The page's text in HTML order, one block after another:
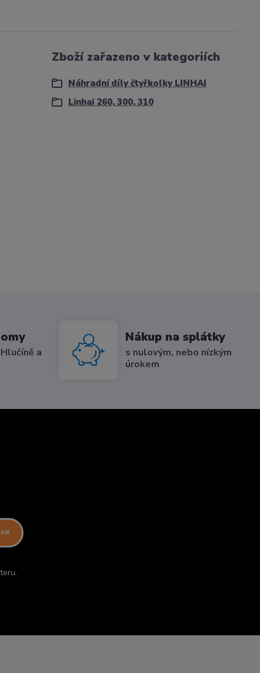
Zboží zařazeno v kategoriích
Náhradní díly čtyřkolky LINHAI
Linhai 260, 300, 310
a
Nákup na splátky
s nulovým, nebo nízkým
úrokem